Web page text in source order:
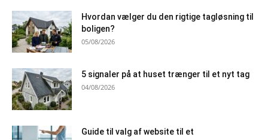
Hvordan vælger du den rigtige tagløsning til
boligen?
05/08/2026
5 signaler på at huset trænger til et nyt tag
04/08/2026
Guide til valg af website til et